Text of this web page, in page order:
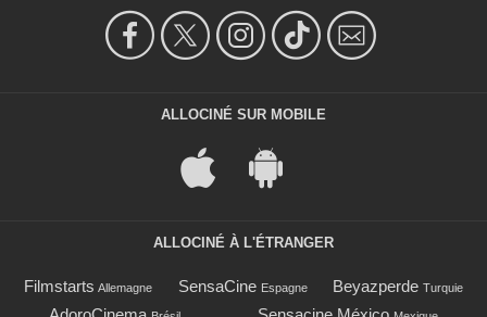
ALLOCINÉ SUR MOBILE
ALLOCINÉ À L'ÉTRANGER
Filmstarts Allemagne SensaCine Espagne Beyazperde Turquie